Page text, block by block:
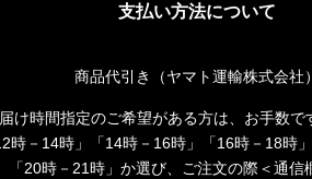
支払い方法について
商品代引き（ヤマト運輸株式会社）
け時間指定のご希望がある方は、お手数で
時－14時」「14時－16時」「16時－18時
「20時－21時」か選び、ご注文の際＜通信